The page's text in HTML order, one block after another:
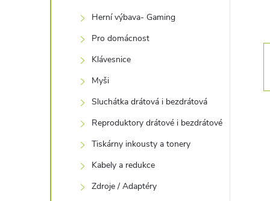
Herní výbava- Gaming
Pro domácnost
Klávesnice
Myši
Sluchátka drátová i bezdrátová
Reproduktory drátové i bezdrátové
Tiskárny inkousty a tonery
Kabely a redukce
Zdroje / Adaptéry